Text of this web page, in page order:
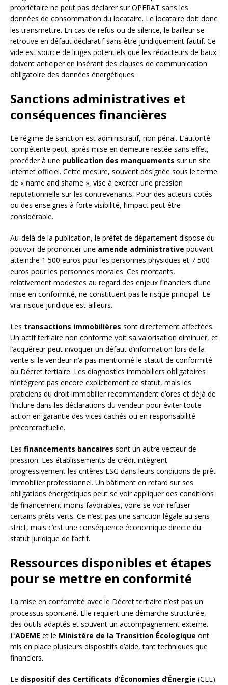
propriétaire ne peut pas déclarer sur OPERAT sans les
données de consommation du locataire. Le locataire doit donc
les transmettre. En cas de refus ou de silence, le bailleur se
retrouve en défaut déclaratif sans être juridiquement fautif. Ce
vide est source de litiges potentiels que les rédacteurs de baux
doivent anticiper en insérant des clauses de communication
obligatoire des données énergétiques.
Sanctions administratives et
conséquences financières
Le régime de sanction est administratif, non pénal. L’autorité
compétente peut, après mise en demeure restée sans effet,
procéder à une publication des manquements sur un site
internet officiel. Cette mesure, souvent désignée sous le terme
de « name and shame », vise à exercer une pression
reputationnelle sur les contrevenants. Pour des acteurs cotés
ou des enseignes à forte visibilité, l’impact peut être
considérable.
Au-delà de la publication, le préfet de département dispose du
pouvoir de prononcer une amende administrative pouvant
atteindre 1 500 euros pour les personnes physiques et 7 500
euros pour les personnes morales. Ces montants,
relativement modestes au regard des enjeux financiers d’une
mise en conformité, ne constituent pas le risque principal. Le
vrai risque juridique est ailleurs.
Les transactions immobilières sont directement affectées.
Un actif tertiaire non conforme voit sa valorisation diminuer, et
l’acquéreur peut invoquer un défaut d’information lors de la
vente si le vendeur n’a pas mentionné le statut de conformité
au Décret tertiaire. Les diagnostics immobiliers obligatoires
n’intègrent pas encore explicitement ce statut, mais les
praticiens du droit immobilier recommandent d’ores et déjà de
l’inclure dans les déclarations du vendeur pour éviter toute
action en garantie des vices cachés ou en responsabilité
précontractuelle.
Les financements bancaires sont un autre vecteur de
pression. Les établissements de crédit intègrent
progressivement les critères ESG dans leurs conditions de prêt
immobilier professionnel. Un bâtiment en retard sur ses
obligations énergétiques peut se voir appliquer des conditions
de financement moins favorables, voire se voir refuser
certains prêts verts. Ce n’est pas une sanction légale au sens
strict, mais c’est une conséquence économique directe du
statut juridique de l’actif.
Ressources disponibles et étapes
pour se mettre en conformité
La mise en conformité avec le Décret tertiaire n’est pas un
processus spontané. Elle requiert une démarche structurée,
des outils adaptés et souvent un accompagnement externe.
L’ADEME et le Ministère de la Transition Écologique ont
mis en place plusieurs dispositifs d’aide, tant techniques que
financiers.
Le dispositif des Certificats d’Économies d’Énergie (CEE)